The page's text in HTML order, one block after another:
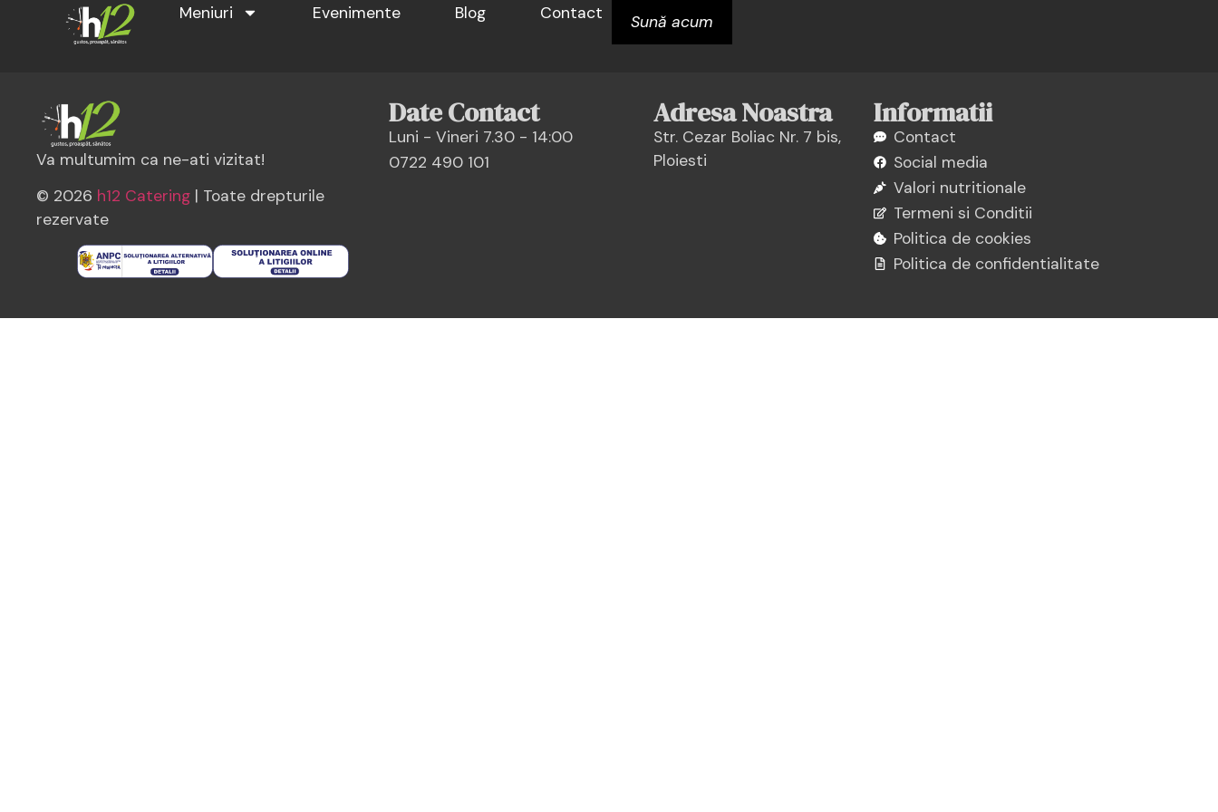
Meniuri Evenimente Blog Contact Sună acum
Valori nutritionale
Va multumim ca ne-ati vizitat!
© 2026 h12 Catering | Toate drepturile
rezervate
Date Contact
Luni - Vineri 7.30 - 14:00
0722 490 101
Adresa Noastra
Str. Cezar Boliac Nr. 7 bis,
Ploiesti
Informatii
Contact
Social media
Valori nutritionale
Termeni si Conditii
Politica de cookies
Politica de confidentialitate